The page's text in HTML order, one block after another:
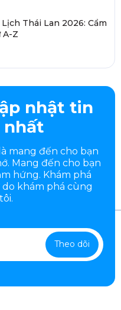
Thái Lan 2026: Cẩm
A-Z
nhật tin
mang đến cho bạn
Mang đến cho bạn
hứng. Khám phá
khám phá cùng
Theo dõi